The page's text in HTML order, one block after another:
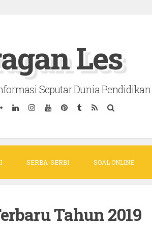
Les
Seputar Dunia Pendidikan
SERBA-SERBI SOAL ONLINE
Tahun 2019